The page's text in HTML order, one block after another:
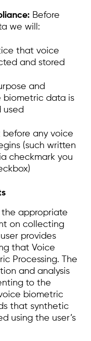
Before
we will:
that voice
and stored
and
biometric data is
used
any voice
(such written
checkmark you
the appropriate
on collecting
provides
that Voice
Processing. The
and analysis
to the
biometric
that synthetic
using the user’s